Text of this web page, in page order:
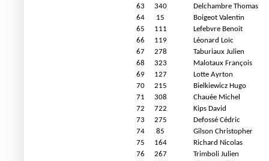
63
340
Delchambre Thomas
64
15
Boigeot Valentin
65
111
Lefebvre Benoit
66
119
Léonard Loïc
67
278
Taburiaux Julien
68
323
Malotaux François
69
127
Lotte Ayrton
70
215
Bielkiewicz Hugo
71
308
Chauée Michel
72
722
Kips David
73
275
Defossé Cédric
74
85
Gilson Christopher
75
164
Richard Nicolas
76
267
Trimboli Julien